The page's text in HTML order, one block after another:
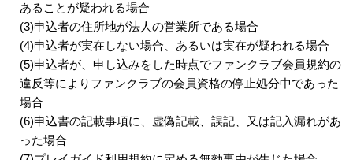
あることが疑われる場合
(3)申込者の住所地が法人の営業所である場合
(4)申込者が実在しない場合、あるいは実在が疑われる場合
(5)申込者が、申し込みをした時点でファンクラブ会員規約の
違反等によりファンクラブの会員資格の停止処分中であった
場合
(6)申込書の記載事項に、虚偽記載、誤記、又は記入漏れがあ
った場合